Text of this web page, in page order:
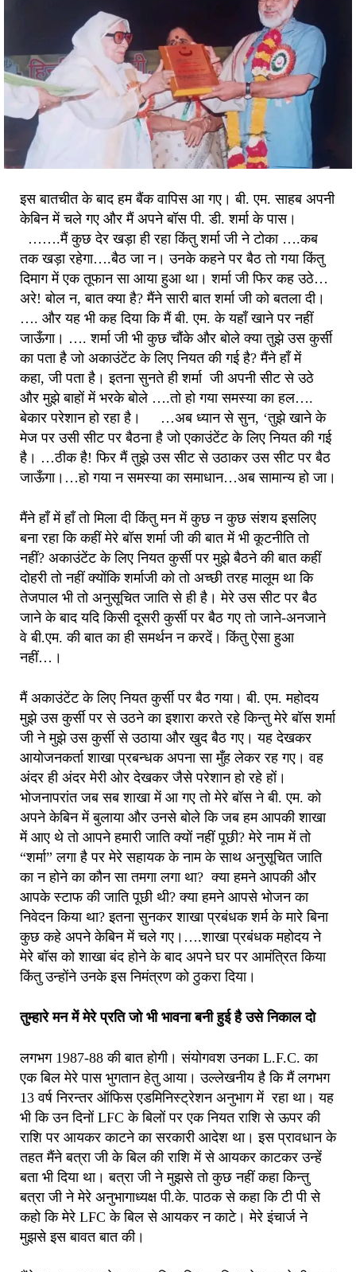
इस बातचीत के बाद हम बैंक वापिस आ गए। बी. एम. साहब अपनी
केबिन में चले गए और मैं अपने बॉस पी. डी. शर्मा के पास।
…….मैं कुछ देर खड़ा ही रहा किंतु शर्मा जी ने टोका ….कब
तक खड़ा रहेगा….बैठ जा न। उनके कहने पर बैठ तो गया किंतु
दिमाग में एक तूफान सा आया हुआ था। शर्मा जी फिर कह उठे…
अरे! बोल न, बात क्या है? मैंने सारी बात शर्मा जी को बतला दी।
…. और यह भी कह दिया कि मैं बी. एम. के यहाँ खाने पर नहीं
जाऊँगा। …. शर्मा जी भी कुछ चौंके और बोले क्या तुझे उस कुर्सी
का पता है जो अकाउंटेंट के लिए नियत की गई है? मैंने हाँ में
कहा, जी पता है। इतना सुनते ही शर्मा जी अपनी सीट से उठे
और मुझे बाहों में भरके बोले ….तो हो गया समस्या का हल….
बेकार परेशान हो रहा है। …अब ध्यान से सुन, ‘तुझे खाने के
मेज पर उसी सीट पर बैठना है जो एकाउंटेंट के लिए नियत की गई
है। …ठीक है! फिर मैं तुझे उस सीट से उठाकर उस सीट पर बैठ
जाऊँगा।…हो गया न समस्या का समाधान…अब सामान्य हो जा।
मैंने हाँ में हाँ तो मिला दी किंतु मन में कुछ न कुछ संशय इसलिए
बना रहा कि कहीं मेरे बॉस शर्मा जी की बात में भी कूटनीति तो
नहीं? अकाउंटेंट के लिए नियत कुर्सी पर मुझे बैठने की बात कहीं
दोहरी तो नहीं क्योंकि शर्माजी को तो अच्छी तरह मालूम था कि
तेजपाल भी तो अनुसूचित जाति से ही है। मेरे उस सीट पर बैठ
जाने के बाद यदि किसी दूसरी कुर्सी पर बैठ गए तो जाने-अनजाने
वे बी.एम. की बात का ही समर्थन न करदें। किंतु ऐसा हुआ
नहीं…।
मैं अकाउंटेंट के लिए नियत कुर्सी पर बैठ गया। बी. एम. महोदय
मुझे उस कुर्सी पर से उठने का इशारा करते रहे किन्तु मेरे बॉस शर्मा
जी ने मुझे उस कुर्सी से उठाया और खुद बैठ गए। यह देखकर
आयोजनकर्ता शाखा प्रबन्धक अपना सा मुँह लेकर रह गए। वह
अंदर ही अंदर मेरी ओर देखकर जैसे परेशान हो रहे हों।
भोजनापरांत जब सब शाखा में आ गए तो मेरे बॉस ने बी. एम. को
अपने केबिन में बुलाया और उनसे बोले कि जब हम आपकी शाखा
में आए थे तो आपने हमारी जाति क्यों नहीं पूछी? मेरे नाम में तो
“शर्मा” लगा है पर मेरे सहायक के नाम के साथ अनुसूचित जाति
का न होने का कौन सा तमगा लगा था? क्या हमने आपकी और
आपके स्टाफ की जाति पूछी थी? क्या हमने आपसे भोजन का
निवेदन किया था? इतना सुनकर शाखा प्रबंधक शर्म के मारे बिना
कुछ कहे अपने केबिन में चले गए।….शाखा प्रबंधक महोदय ने
मेरे बॉस को शाखा बंद होने के बाद अपने घर पर आमंत्रित किया
किंतु उन्होंने उनके इस निमंत्रण को ठुकरा दिया।
तुम्हारे मन में मेरे प्रतिजो भी भावना बनी हुई है उसे निकाल दो
लगभग 1987-88 की बात होगी। संयोगवश उनका L.F.C. का
एक बिल मेरे पास भुगतान हेतु आया। उल्लेखनीय है कि मैं लगभग
13 वर्ष निरन्तर ऑफिस एडमिनिस्ट्रेशन अनुभाग में रहा था। यह
भी कि उन दिनों LFC के बिलों पर एक नियत राशि से ऊपर की
राशि पर आयकर काटने का सरकारी आदेश था। इस प्रावधान के
तहत मैंने बत्रा जी के बिल की राशि में से आयकर काटकर उन्हें
बता भी दिया था। बत्रा जी ने मुझसे तो कुछ नहीं कहा किन्तु
बत्रा जी ने मेरे अनुभागाध्यक्ष पी.के. पाठक से कहा कि टी पी से
कहो कि मेरे LFC के बिल से आयकर न काटे। मेरे इंचार्ज ने
मुझसे इस बावत बात की।